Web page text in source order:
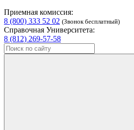
Приемная комиссия:
8 (800) 333 52 02 (Звонок бесплатный)
Справочная Университета:
8 (812) 269-57-58